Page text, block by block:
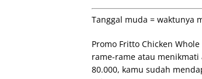
Tanggal muda = waktunya
Promo Fritto Chicken
rame-rame atau
80.000, kamu sudah